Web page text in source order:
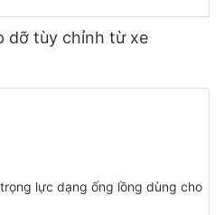
dỡ tùy chỉnh từ xe